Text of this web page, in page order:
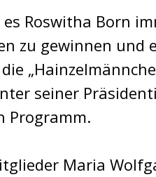
Roswitha Born
zu gewinnen und
seiner
Programm.
Maria